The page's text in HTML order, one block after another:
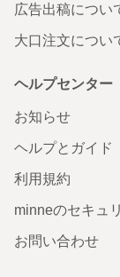
広告出稿につい
大口注文につい
ヘルプセンター
お知らせ
ヘルプとガイド
利用規約
minneのセキュ
お問い合わせ